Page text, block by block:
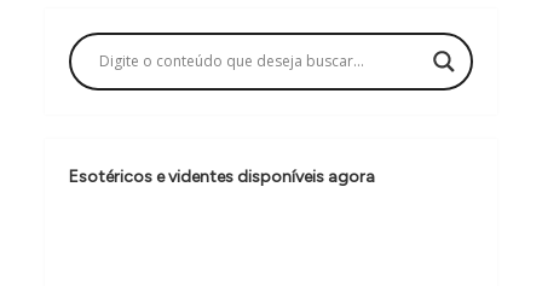
a
ç
o
d
Esotéricos e videntes disponíveis agora